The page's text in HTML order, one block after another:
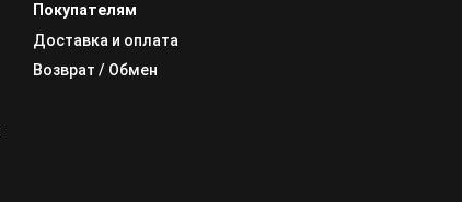
Покупателям
Доставка и оплата
Возврат / Обмен